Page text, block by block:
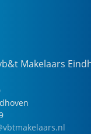
Makelaars